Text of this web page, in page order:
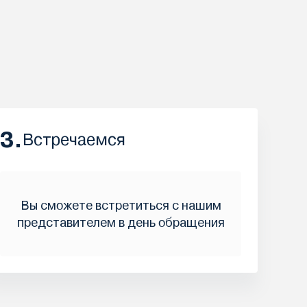
3. Встречаемся
Вы сможете встретиться с нашим
представителем в день обращения